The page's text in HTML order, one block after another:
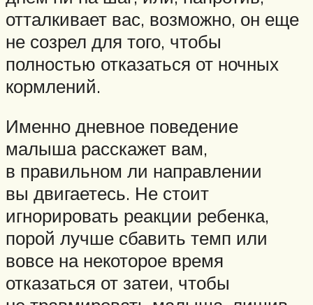
отталкивает вас, возможно, он еще
не созрел для того, чтобы
полностью отказаться от ночных
кормлений.
Именно дневное поведение
малыша расскажет вам,
в правильном ли направлении
вы двигаетесь. Не стоит
игнорировать реакции ребенка,
порой лучше сбавить темп или
вовсе на некоторое время
отказаться от затеи, чтобы